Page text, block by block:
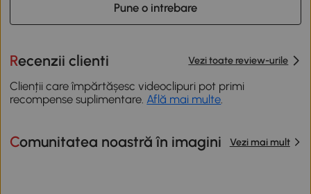
Pune o intrebare
Recenzii clienti Vezi toate review-urile
Clienții care împărtășesc videoclipuri pot primi
recompense suplimentare. Află mai multe.
Comunitatea noastră în imagini Vezi mai mult